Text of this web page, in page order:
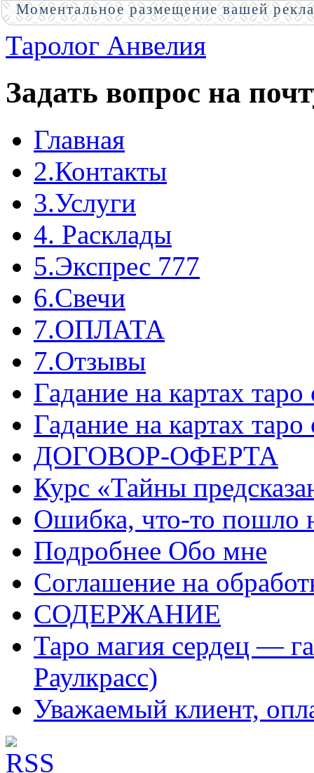
Таролог Анвелия
Задать вопрос на
Главная
2.Контакты
3.Услуги
4. Расклады
5.Экспрес 777
6.Свечи
7.ОПЛАТА
7.Отзывы
Гадание на картах
Гадание на картах
ДОГОВОР-ОФЕРТА
Курс «Тайны
Ошибка, что-то пошло
Подробнее Обо мне
Соглашение на
СОДЕРЖАНИЕ
Таро магия сердец —
Раулкрасс)
Уважаемый клиент,
Моментальное размещение вашей